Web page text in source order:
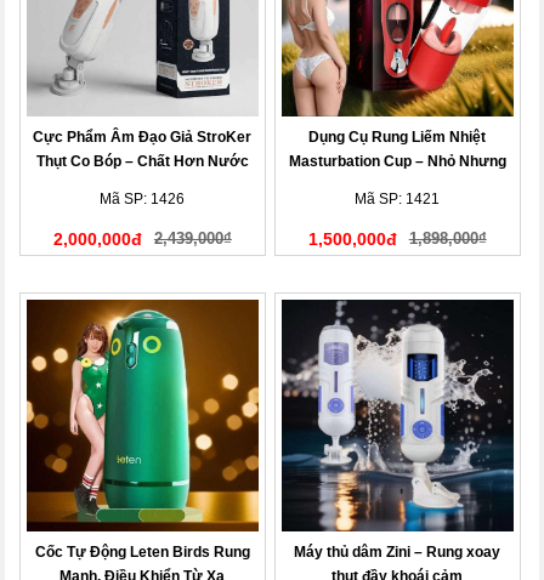
Cực Phẩm Âm Đạo Giả StroKer
Thụt Co Bóp – Chất Hơn Nước
Mã SP: 1426
2,000,000đ 2,439,000₫
Dụng Cụ Rung Liếm Nhiệt
Masturbation Cup – Nhỏ Nhưng
Mã SP: 1421
1,500,000đ 1,898,000₫
Cốc Tự Động Leten Birds Rung
Máy thủ dâm Zini – Rung xoay